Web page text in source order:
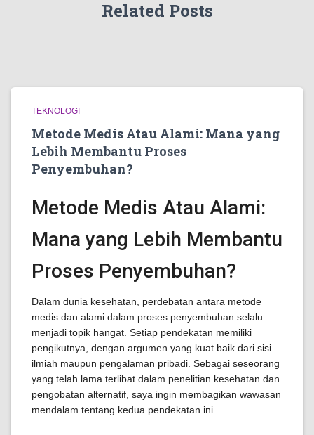
Related Posts
TEKNOLOGI
Metode Medis Atau Alami: Mana yang
Lebih Membantu Proses
Penyembuhan?
Metode Medis Atau Alami:
Mana yang Lebih Membantu
Proses Penyembuhan?
Dalam dunia kesehatan, perdebatan antara metode
medis dan alami dalam proses penyembuhan selalu
menjadi topik hangat. Setiap pendekatan memiliki
pengikutnya, dengan argumen yang kuat baik dari sisi
ilmiah maupun pengalaman pribadi. Sebagai seseorang
yang telah lama terlibat dalam penelitian kesehatan dan
pengobatan alternatif, saya ingin membagikan wawasan
mendalam tentang kedua pendekatan ini.